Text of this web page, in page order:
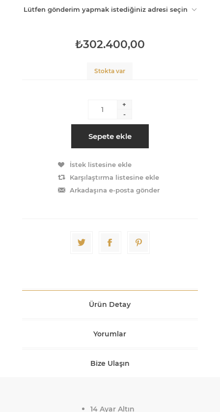
Lütfen gönderim yapmak istediğiniz adresi seçin
₺302.400,00
Stokta var
+
-
Sepete ekle
İstek listesine ekle
Karşılaştırma listesine ekle
Arkadaşına e-posta gönder
Ürün Detay
Yorumlar
Bize Ulaşın
14 Ayar Altın